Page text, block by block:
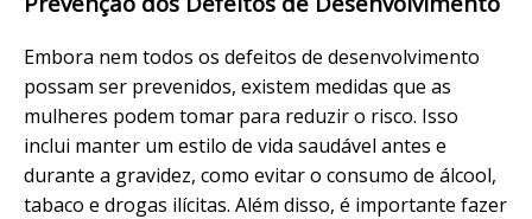
Embora nem todos os defeitos de desenvolvimento
possam ser prevenidos, existem medidas que as
mulheres podem tomar para reduzir o risco. Isso
inclui manter um estilo de vida saudável antes e
durante a gravidez, como evitar o consumo de álcool,
tabaco e drogas ilícitas. Além disso, é importante fazer